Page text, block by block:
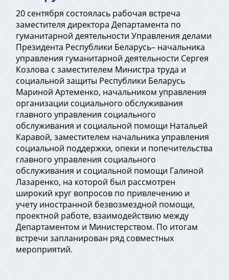
20 сентября состоялась рабочая встреча
заместителя директора Департамента по
гуманитарной деятельности Управления делами
Президента Республики Беларусь– начальника
управления гуманитарной деятельности Сергея
Козлова с заместителем Министра труда и
социальной защиты Республики Беларусь
Мариной Артеменко, начальником управления
организации социального обслуживания
главного управления социального
обслуживания и социальной помощи Натальей
Каравой, заместителем начальника управления
социальной поддержки, опеки и попечительства
главного управления социального
обслуживания и социальной помощи Галиной
Лазаренко, на которой был рассмотрен
широкий круг вопросов по привлечению и
учету иностранной безвозмездной помощи,
проектной работе, взаимодействию между
Департаментом и Министерством. По итогам
встречи запланирован ряд совместных
мероприятий.